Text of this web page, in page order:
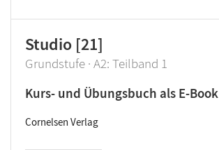
Studio [21]
Grundstufe · A2: Teilband 1
Kurs- und Übungsbuch als E-Book
Cornelsen Verlag